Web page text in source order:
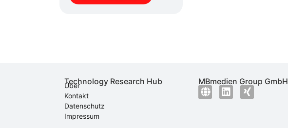
Technology Research Hub
Über
Kontakt
Datenschutz
Impressum
MBmedien Group GmbH